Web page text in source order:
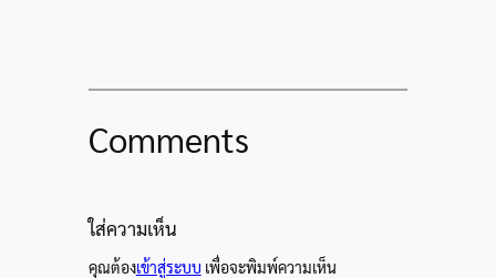
Comments
ใส่ความเห็น
คุณต้องเข้าสู่ระบบ เพื่อจะพิมพ์ความเห็น